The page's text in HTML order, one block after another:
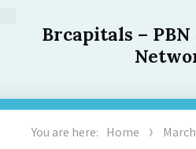
Brcapitals –
You are here: Home